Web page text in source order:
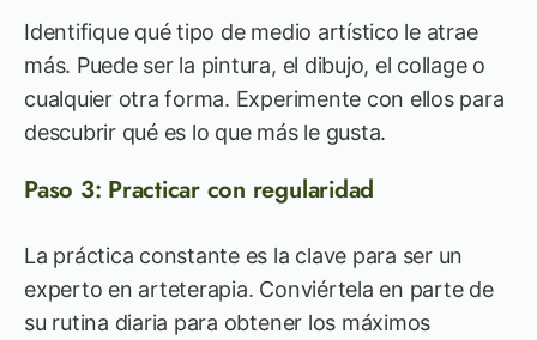
Identifique qué tipo de medio artístico le atrae
más. Puede ser la pintura, el dibujo, el collage o
cualquier otra forma. Experimente con ellos para
descubrir qué es lo que más le gusta.
Paso 3: Practicar con regularidad
La práctica constante es la clave para ser un
experto en arteterapia. Conviértela en parte de
su rutina diaria para obtener los máximos